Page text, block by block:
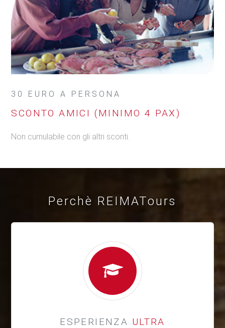
30 EURO A PERSONA
SCONTO AMICI (MINIMO 4 PAX)
Non cumulabile con gli altri sconti.
Perchè REIMATours
ESPERIENZA ULTRA